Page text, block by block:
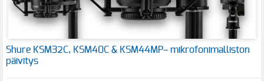
Shure KSM32C, KSM40C & KSM44MP– mikrofonimalliston
päivitys